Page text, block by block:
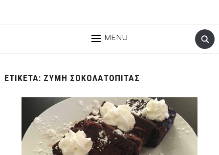
MENU
ΕΤΙΚΈΤΑ: ΖΎΜΗ ΣΟΚΟΛΑΤΟΠΙΤΑΣ